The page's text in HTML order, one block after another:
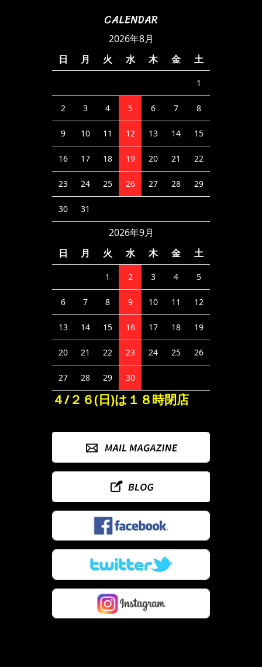
CALENDAR
2026年8月
日
月 火 水 木 金 土
1
2 3 4 5 6 7 8
9 10 11 12 13 14 15
16 17 18 19 20 21 22
23 24 25 26 27 28 29
30 31
2026年9月
日
月 火 水 木 金 土
1 2 3 4 5
6 7 8 9 10 11 12
13 14 15 16 17 18 19
20 21 22 23 24 25 26
27 28 29 30
４/２６(日)は１８時閉店